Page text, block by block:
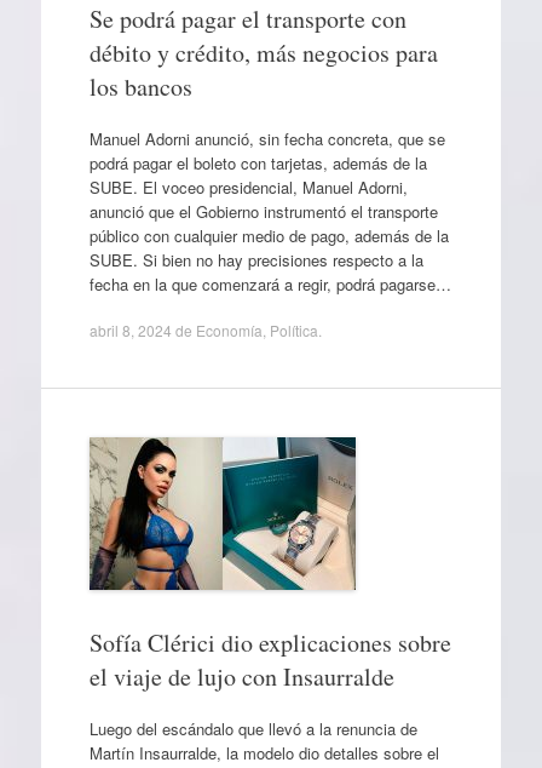
Se podrá pagar el transporte con
débito y crédito, más negocios para
los bancos
Manuel Adorni anunció, sin fecha concreta, que se
podrá pagar el boleto con tarjetas, además de la
SUBE. El voceo presidencial, Manuel Adorni,
anunció que el Gobierno instrumentó el transporte
público con cualquier medio de pago, además de la
SUBE. Si bien no hay precisiones respecto a la
fecha en la que comenzará a regir, podrá pagarse…
abril 8, 2024 de Economía Política
Sofía Clérici dio explicaciones sobre
el viaje de lujo con Insaurralde
Luego del escándalo que llevó a la renuncia de
Martín Insaurralde, la modelo dio detalles sobre el